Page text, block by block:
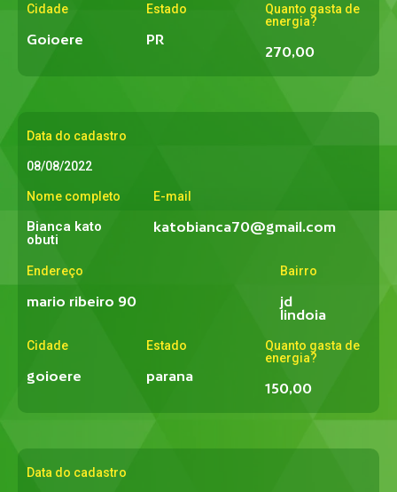
Cidade
Goioere
Estado
PR
Quanto gasta de
energia?
270,00
Data do cadastro
08/08/2022
Nome completo
Bianca kato
obuti
E-mail
katobianca70@gmail.com
Endereço
mario ribeiro 90
Bairro
jd
lindoia
Cidade
goioere
Estado
parana
Quanto gasta de
energia?
150,00
Data do cadastro